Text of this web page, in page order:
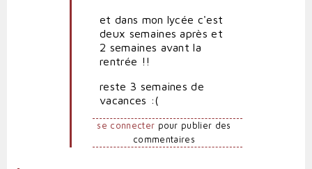
vérifié)Nous
c'est
pire
par
(non
vérifié)
et dans mon lycée c'est
deux semaines après et
2 semaines avant la
rentrée !!
reste 3 semaines de
vacances :(
se connecter pour publier des
commentaires